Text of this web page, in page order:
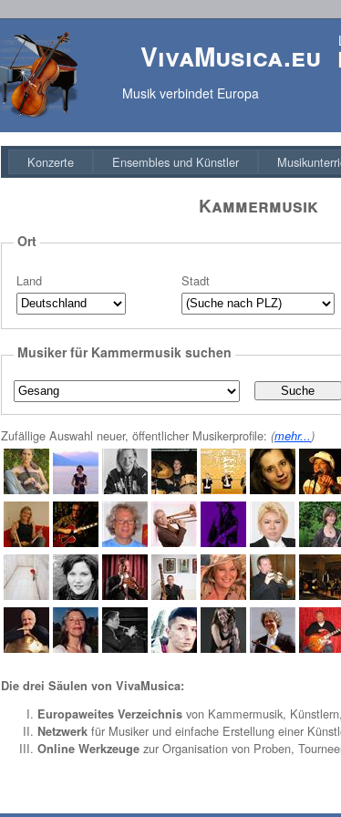
VivaMusica.eu
Musik verbindet Europa
Konzerte Ensembles und Künstler
Kammermusik
Ort
Land Stadt
Musiker für Kammermusik suchen
Zufällige Auswahl neuer, öffentlicher Musikerprofile: (mehr...)
Die drei Säulen von VivaMusica:
Europaweites Verzeichnis von Kammermusik,
Netzwerk für Musiker und einfache Erstellung einer
Online Werkzeuge zur Organisation von Proben,